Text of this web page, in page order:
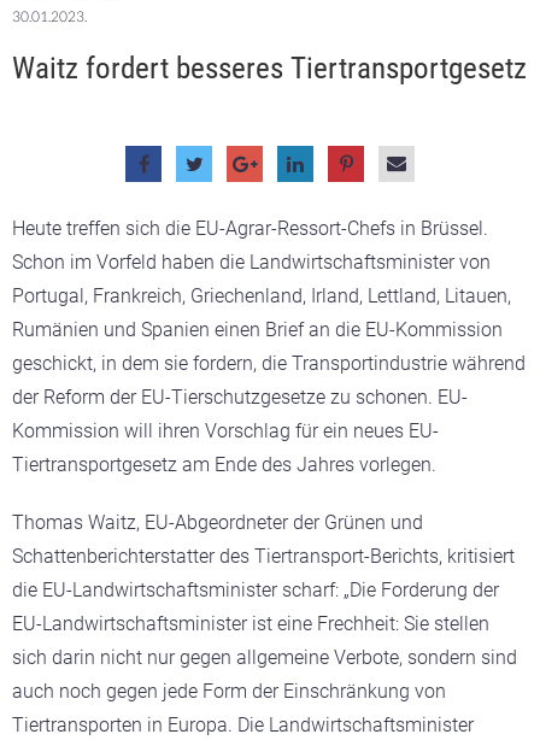
30.01.2023.
Waitz fordert besseres Tiertransportgesetz
Heute treffen sich die EU-Agrar-Ressort-Chefs in Brüssel.
Schon im Vorfeld haben die Landwirtschaftsminister von
Portugal, Frankreich, Griechenland, Irland, Lettland, Litauen,
Rumänien und Spanien einen Briefan die EU-Kommission
geschickt, in dem sie fordern, die Transportindustrie während
der Reform der EU-Tierschutzgesetze zu schonen. EU-
Kommission will ihren Vorschlag für ein neues EU-
Tiertransportgesetz am Ende des Jahres vorlegen.
Thomas Waitz, EU-Abgeordneter der Grünen und
Schattenberichterstatter des Tiertransport-Berichts, kritisiert
die EU-Landwirtschaftsminister scharf: „Die Forderung der
EU-Landwirtschaftsminister ist eine Frechheit: Sie stellen
sich darin nicht nur gegen allgemeine Verbote, sondern sind
auch noch gegen jede Form der Einschränkung von
Tiertransporten in Europa. Die Landwirtschaftsminister